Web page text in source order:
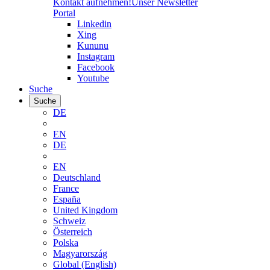
Kontakt aufnehmen!Unser Newsletter
Portal
Linkedin
Xing
Kununu
Instagram
Facebook
Youtube
Suche
Suche
DE
EN
DE
EN
Deutschland
France
España
United Kingdom
Schweiz
Österreich
Polska
Magyarország
Global (English)